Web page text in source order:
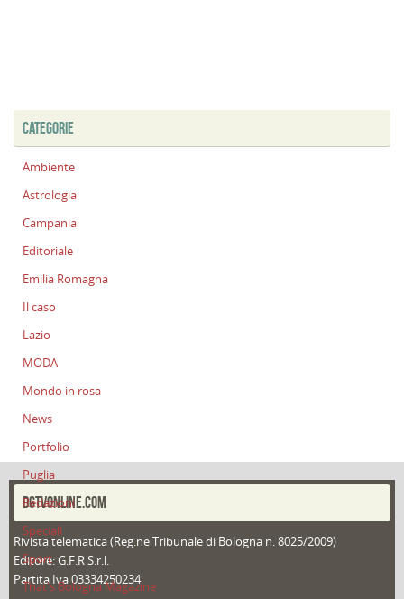
CATEGORIE
Ambiente
Astrologia
Campania
Editoriale
Emilia Romagna
Il caso
Lazio
MODA
Mondo in rosa
News
Portfolio
Puglia
Redazioni
Speciali
Sport
That's Bologna Magazine
DGTVONLINE.COM
Rivista telematica (Reg.ne Tribunale di Bologna n. 8025/2009)
Editore: G.F.R S.r.l.
Partita Iva 03334250234